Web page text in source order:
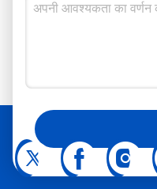
आप हमें सोशल